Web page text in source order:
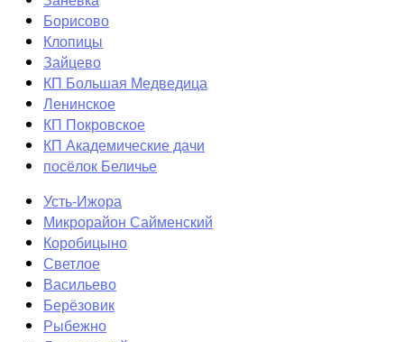
Борисово
Клопицы
Зайцево
КП Большая Медведица
Ленинское
КП Покровское
КП Академические дачи
посёлок Беличье
Усть-Ижора
Микрорайон Сайменский
Коробицыно
Светлое
Васильево
Берёзовик
Рыбежно